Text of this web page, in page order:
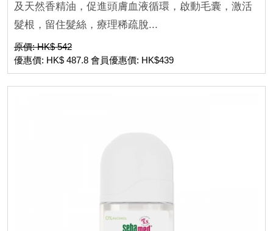
及天然香精油，促進頭膚血液循環，啟動毛囊，激活
髮根，留住髮絲，療理稀疏脫...
原價: HK$ 542
優惠價: HK$ 487.8 會員優惠價: HK$439